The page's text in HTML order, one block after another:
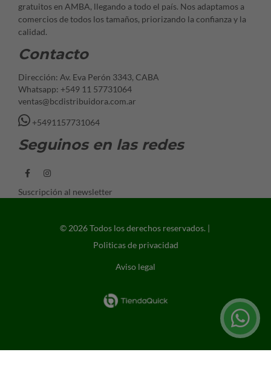
gratuitos en AMBA, llegando a todo el país. Nos adaptamos a
comercios de todos los tamaños, priorizando la confianza y la
calidad.
Contacto
Dirección: Av. Eva Perón 3343, CABA
Whatsapp: +549 11 57731064
ventas@bcdistribuidora.com.ar
+5491157731064
Seguinos en las redes
Suscripción al newsletter
© 2026 Todos los derechos reservados. |
Politicas de privacidad
Aviso legal